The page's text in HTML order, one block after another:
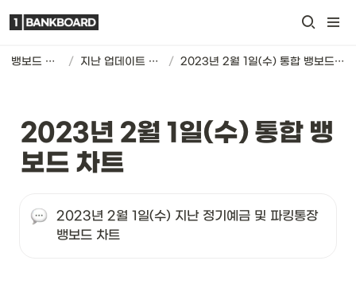
뱅보드 차트 / 지난 업데이트 기록 / 2023년 2월 1일(수) 통합 뱅보드 차트
2023년 2월 1일(수) 통합 뱅
보드 차트
2023년 2월 1일(수) 지난 정기예금 및 파킹통장
뱅보드 차트